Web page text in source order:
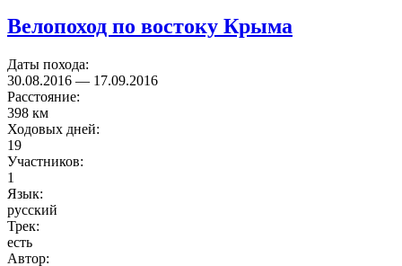
Велопоход по востоку Крыма
Даты похода:
30.08.2016 — 17.09.2016
Расстояние:
398 км
Ходовых дней:
19
Участников:
1
Язык:
русский
Трек:
есть
Автор: